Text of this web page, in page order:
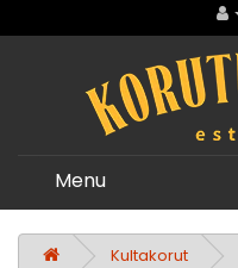
Menu
Kultakorut